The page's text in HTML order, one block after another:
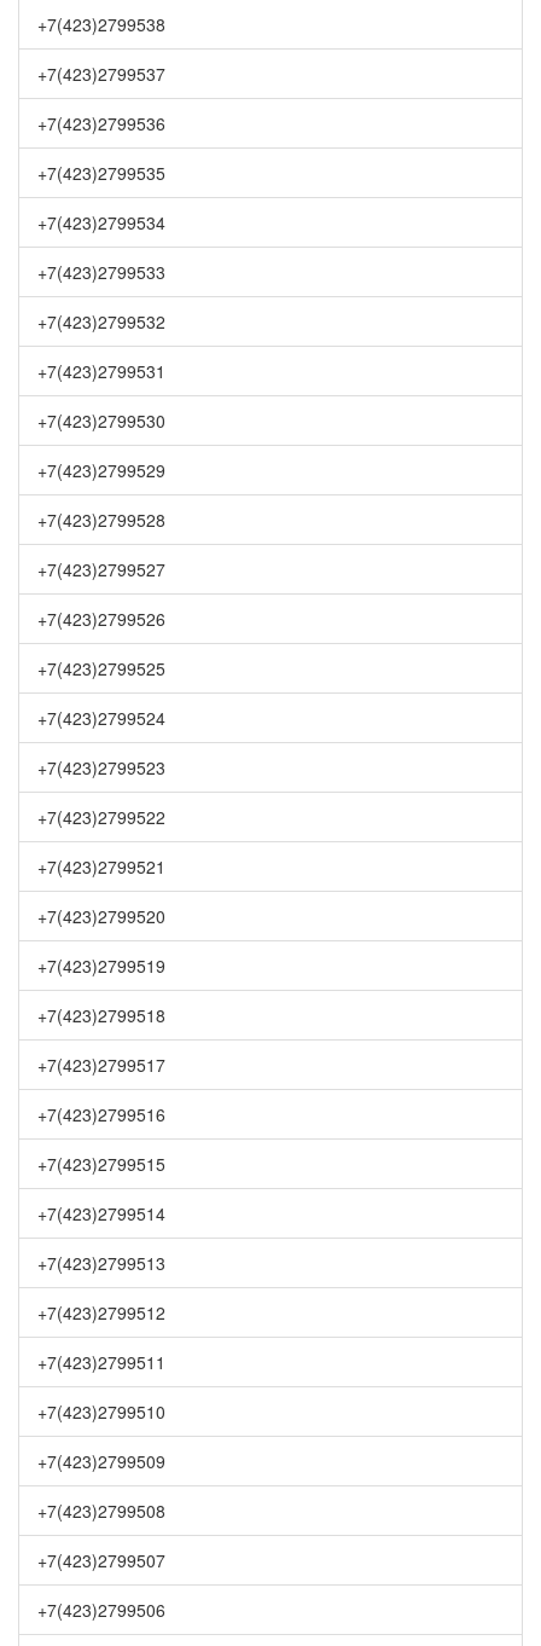
+7(423)2799538
+7(423)2799537
+7(423)2799536
+7(423)2799535
+7(423)2799534
+7(423)2799533
+7(423)2799532
+7(423)2799531
+7(423)2799530
+7(423)2799529
+7(423)2799528
+7(423)2799527
+7(423)2799526
+7(423)2799525
+7(423)2799524
+7(423)2799523
+7(423)2799522
+7(423)2799521
+7(423)2799520
+7(423)2799519
+7(423)2799518
+7(423)2799517
+7(423)2799516
+7(423)2799515
+7(423)2799514
+7(423)2799513
+7(423)2799512
+7(423)2799511
+7(423)2799510
+7(423)2799509
+7(423)2799508
+7(423)2799507
+7(423)2799506